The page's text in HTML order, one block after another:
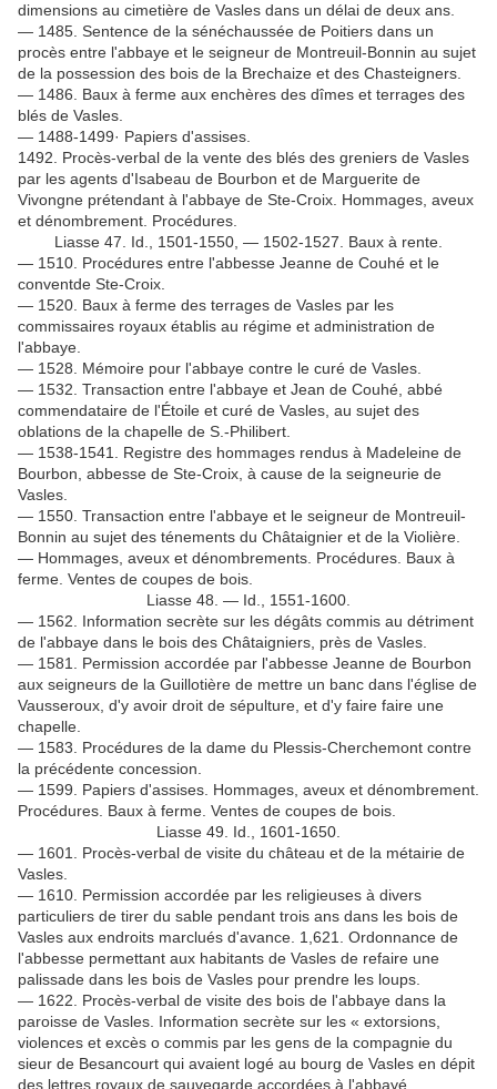
dimensions au cimetière de Vasles dans un délai de deux ans.
— 1485. Sentence de la sénéchaussée de Poitiers dans un
procès entre l'abbaye et le seigneur de Montreuil-Bonnin au sujet
de la possession des bois de la Brechaize et des Chasteigners.
— 1486. Baux à ferme aux enchères des dîmes et terrages des
blés de Vasles.
— 1488-1499· Papiers d'assises.
1492. Procès-verbal de la vente des blés des greniers de Vasles
par les agents d'Isabeau de Bourbon et de Marguerite de
Vivongne prétendant à l'abbaye de Ste-Croix. Hommages, aveux
et dénombrement. Procédures.
Liasse 47. Id., 1501-1550, — 1502-1527. Baux à rente.
— 1510. Procédures entre l'abbesse Jeanne de Couhé et le
conventde Ste-Croix.
— 1520. Baux à ferme des terrages de Vasles par les
commissaires royaux établis au régime et administration de
l'abbaye.
— 1528. Mémoire pour l'abbaye contre le curé de Vasles.
— 1532. Transaction entre l'abbaye et Jean de Couhé, abbé
commendataire de l'Étoile et curé de Vasles, au sujet des
oblations de la chapelle de S.-Philibert.
— 1538-1541. Registre des hommages rendus à Madeleine de
Bourbon, abbesse de Ste-Croix, à cause de la seigneurie de
Vasles.
— 1550. Transaction entre l'abbaye et le seigneur de Montreuil-
Bonnin au sujet des ténements du Châtaignier et de la Violière.
— Hommages, aveux et dénombrements. Procédures. Baux à
ferme. Ventes de coupes de bois.
Liasse 48. — Id., 1551-1600.
— 1562. Information secrète sur les dégâts commis au détriment
de l'abbaye dans le bois des Châtaigniers, près de Vasles.
— 1581. Permission accordée par l'abbesse Jeanne de Bourbon
aux seigneurs de la Guillotière de mettre un banc dans l'église de
Vausseroux, d'y avoir droit de sépulture, et d'y faire faire une
chapelle.
— 1583. Procédures de la dame du Plessis-Cherchemont contre
la précédente concession.
— 1599. Papiers d'assises. Hommages, aveux et dénombrement.
Procédures. Baux à ferme. Ventes de coupes de bois.
Liasse 49. Id., 1601-1650.
— 1601. Procès-verbal de visite du château et de la métairie de
Vasles.
— 1610. Permission accordée par les religieuses à divers
particuliers de tirer du sable pendant trois ans dans les bois de
Vasles aux endroits marclués d'avance. 1,621. Ordonnance de
l'abbesse permettant aux habitants de Vasles de refaire une
palissade dans les bois de Vasles pour prendre les loups.
— 1622. Procès-verbal de visite des bois de l'abbaye dans la
paroisse de Vasles. Information secrète sur les « extorsions,
violences et excès o commis par les gens de la compagnie du
sieur de Besancourt qui avaient logé au bourg de Vasles en dépit
des lettres royaux de sauvegarde accordées à l'abbayé.